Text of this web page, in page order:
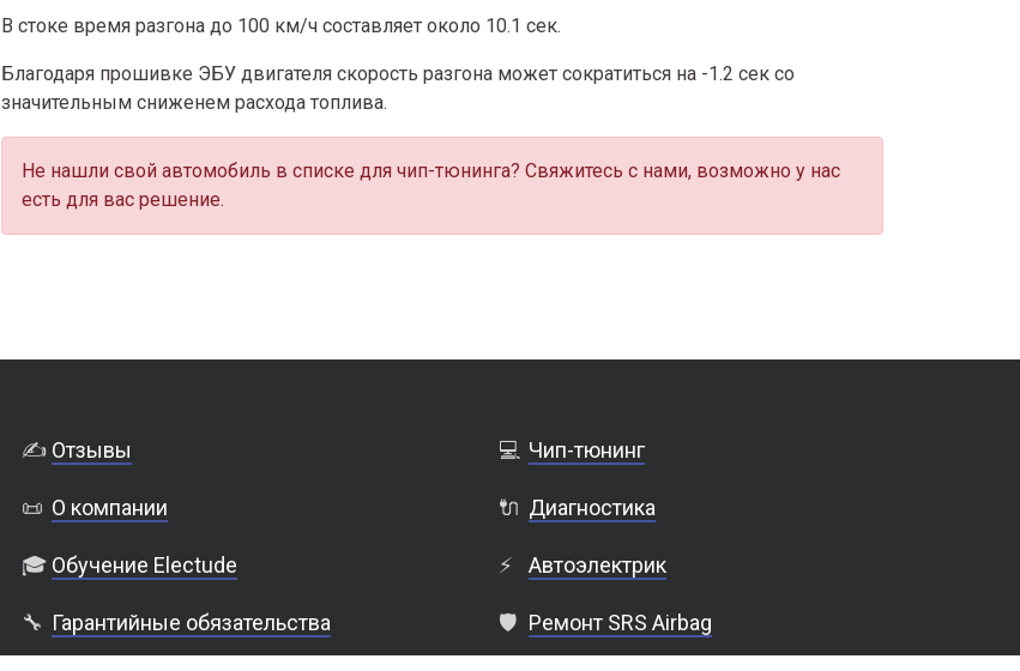
В стоке время разгона до 100 км/ч составляет около 10.1 сек.
Благодаря прошивке ЭБУ двигателя скорость разгона может сократиться на -1.2 сек со
значительным сниженем расхода топлива.
Не нашли свой автомобиль в списке для чип-тюнинга? Свяжитесь с нами, возможно у нас
есть для вас решение.
✍️ Отзывы
📜 О компании
🎓 Обучение Electude
🔧 Гарантийные обязательства
💻 Чип-тюнинг
🔌 Диагностика
⚡ Автоэлектрик
🛡️ Ремонт SRS Airbag